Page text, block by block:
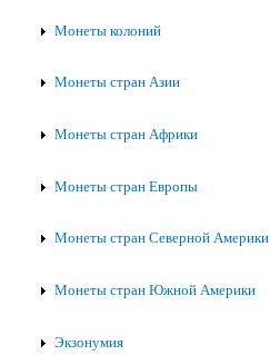
Монеты колоний
Монеты стран Азии
Монеты стран Африки
Монеты стран Европы
Монеты стран Северной Америки
Монеты стран Южной Америки
Экзонумия